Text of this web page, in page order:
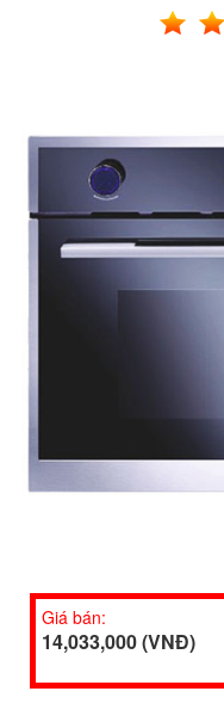
Giá bán:
14,033,000 (VNĐ)